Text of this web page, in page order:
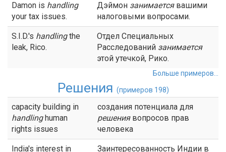
Damon is handling
your tax issues.
Дэймон занимаетсявашими
налоговыми вопросами.
S.I.D.'s handlingthe
leak, Rico.
Отдел Специальных
Расследований занимается
этой утечкой, Рико.
Больше примеров...
Решения (примеров 198)
capacity building in
handlinghuman
rights issues
создания потенциала для
решениявопросов прав
человека
India's interest in
Заинтересованность Индии в